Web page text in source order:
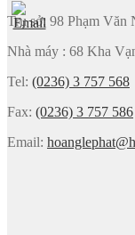
Trụ sở: 98 Phạm
Nhà máy : 68 Kha
Tel: (0236) 3 757 568
Fax: (0236) 3 757 586
Email: